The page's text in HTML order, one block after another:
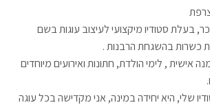
צרפת
בעלת סטודיו מיקצועי לעיצוב עוגות בשם
אישית , לימי הולדת, חתונות ואירועים מיוחדים
שלי, היא יחידה במינה, אני מקדישה בכל עוגה